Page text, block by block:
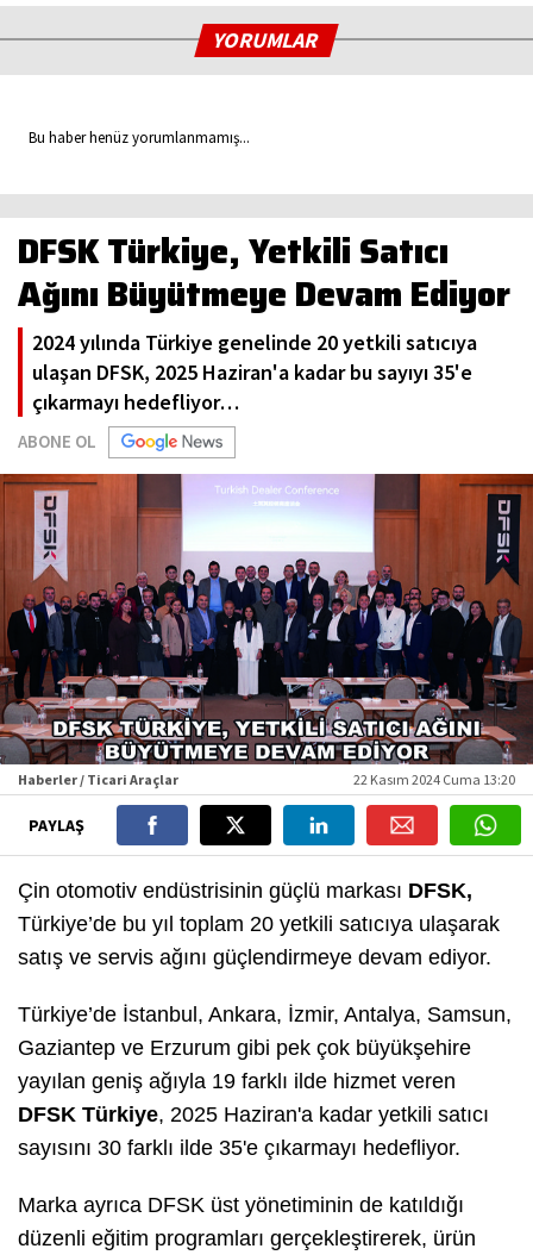
YORUMLAR
Bu haber henüz yorumlanmamış...
DFSK Türkiye, Yetkili Satıcı
Ağını Büyütmeye Devam Ediyor
2024 yılında Türkiye genelinde 20 yetkili satıcıya
ulaşan DFSK, 2025 Haziran'a kadar bu sayıyı 35'e
çıkarmayı hedefliyor…
ABONE OL
Haberler / Ticari Araçlar 22 Kasım 2024 Cuma 13:20
PAYLAŞ
Çin otomotiv endüstrisinin güçlü markası DFSK,
Türkiye’de bu yıl toplam 20 yetkili satıcıya ulaşarak
satış ve servis ağını güçlendirmeye devam ediyor.
Türkiye’de İstanbul, Ankara, İzmir, Antalya, Samsun,
Gaziantep ve Erzurum gibi pek çok büyükşehire
yayılan geniş ağıyla 19 farklı ilde hizmet veren
DFSK Türkiye, 2025 Haziran'a kadar yetkili satıcı
sayısını 30 farklı ilde 35'e çıkarmayı hedefliyor.
Marka ayrıca DFSK üst yönetiminin de katıldığı
düzenli eğitim programları gerçekleştirerek, ürün